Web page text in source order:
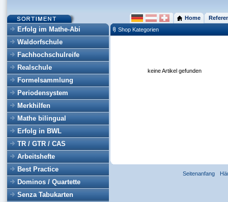
Erfolg im Mathe-Abi
Waldorfschule
Fachhochschulreife
Realschule
Formelsammlung
Periodensystem
Merkhilfen
Mathe bilingual
Erfolg in BWL
TR / GTR / CAS
Arbeitshefte
Best Practice
Dominos / Quartette
Senza Tabukarten
Home
Shop Kategorien
keine Artikel gefunden
Seitenanfang